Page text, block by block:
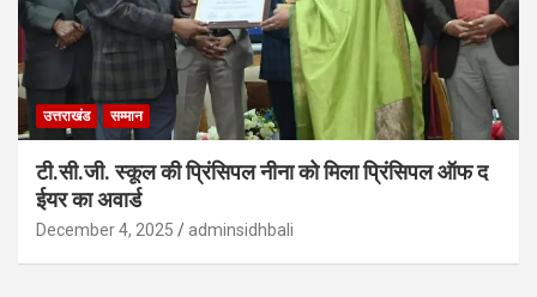
उत्तराखंड सम्मान
टी.सी.जी. स्कूल की प्रिंसिपल नीना को मिला प्रिंसिपल ऑफ द
ईयर का अवार्ड
December 4, 2025 adminsidhbali